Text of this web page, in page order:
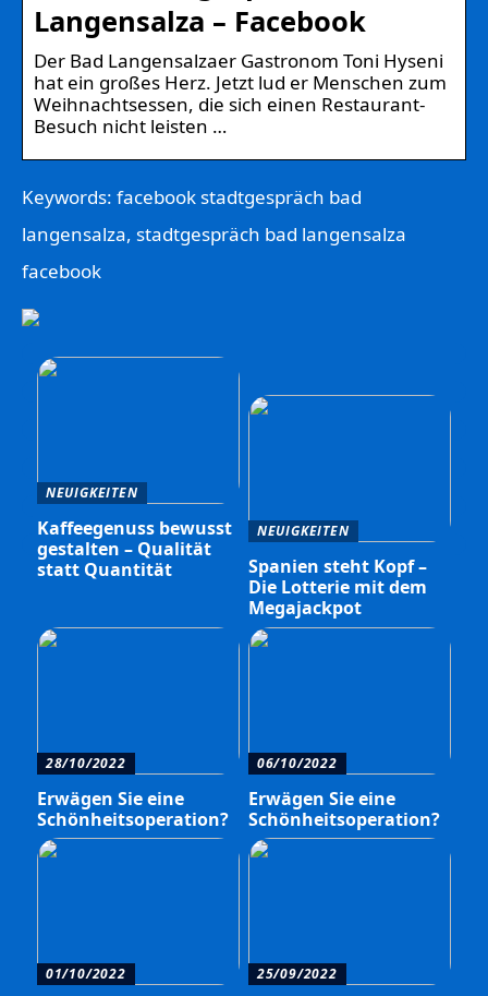
Langensalza – Facebook
Der Bad Langensalzaer Gastronom Toni Hyseni
hat ein großes Herz. Jetzt lud er Menschen zum
Weihnachtsessen, die sich einen Restaurant-
Besuch nicht leisten …
Keywords: facebook stadtgespräch bad
langensalza, stadtgespräch bad langensalza
facebook
NEUIGKEITEN
Kaffeegenuss bewusst
gestalten – Qualität
statt Quantität
NEUIGKEITEN
Spanien steht Kopf –
Die Lotterie mit dem
Megajackpot
28/10/2022
Erwägen Sie eine
Schönheitsoperation?
06/10/2022
Erwägen Sie eine
Schönheitsoperation?
01/10/2022 25/09/2022